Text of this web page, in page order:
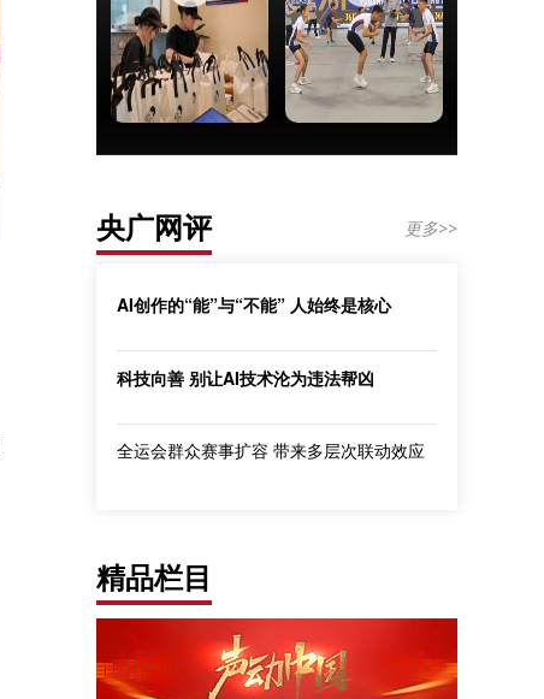
央广网评 更多>>
AI创作的“能”与“不能” 人始终是核心
科技向善 别让AI技术沦为违法帮凶
全运会群众赛事扩容 带来多层次联动效应
精品栏目